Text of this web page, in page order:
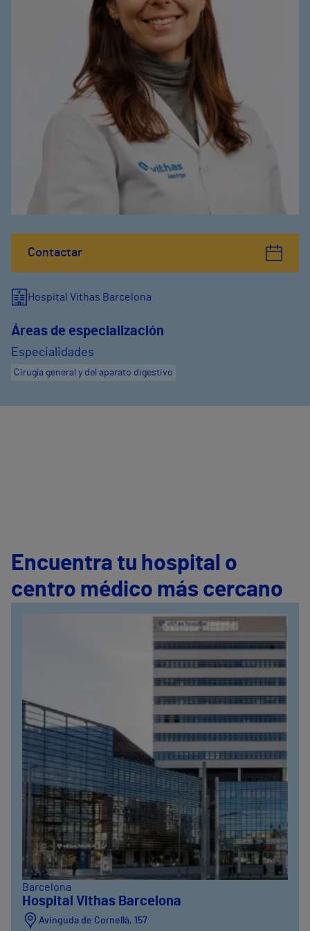
Contactar
Hospital Vithas Barcelona
Áreas de especialización
Especialidades
Cirugía general y del aparato digestivo
Encuentra tu hospital o
centro médico más cercano
Barcelona
Hospital Vithas Barcelona
Avinguda de Cornellà, 157